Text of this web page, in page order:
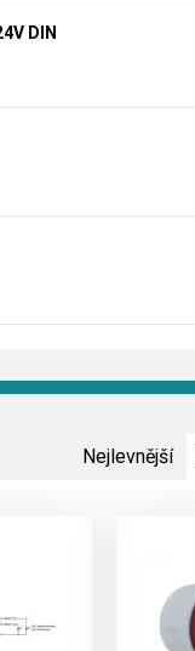
DIN
Nejlevnější